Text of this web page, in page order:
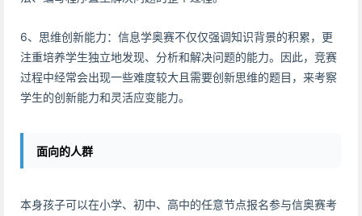
6、思维创新能力：信息学奥赛不仅仅强调知识背景的积累，更
注重培养学生独立地发现、分析和解决问题的能力。因此，竞赛
过程中经常会出现一些难度较大且需要创新思维的题目，来考察
学生的创新能力和灵活应变能力。
面向的人群
本身孩子可以在小学、初中、高中的任意节点报名参与信奥赛考